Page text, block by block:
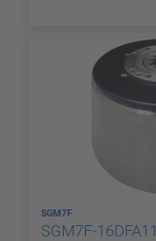
SGM7F
SGM7F-16DFA11